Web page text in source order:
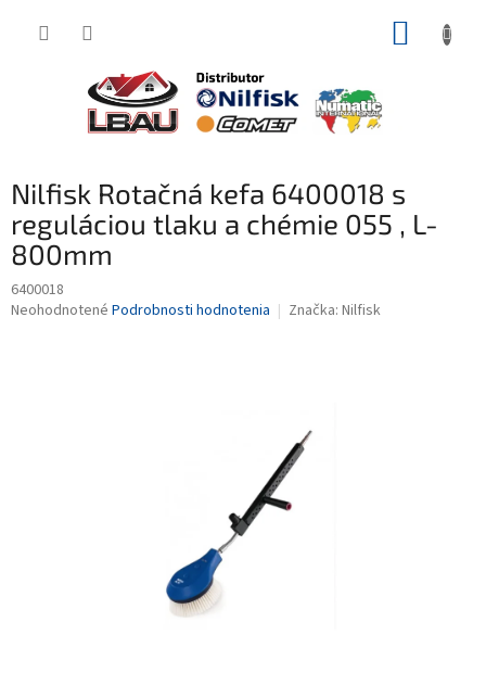
Nilfisk Rotačná kefa 6400018 s
reguláciou tlaku a chémie 055 , L-
800mm
6400018
Priemerné
Neohodnotené Podrobnosti hodnotenia Značka: Nilfisk